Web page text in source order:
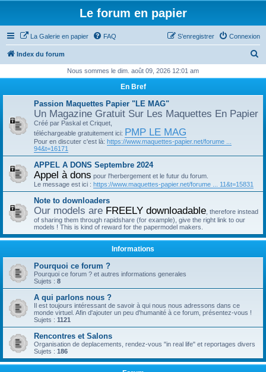
Le forum en papier
La Galerie en papier FAQ Connexion
S’enregistrer
Index du forum
h
Nous sommes le dim. août 09, 2026 12:01 am
En Bref
Passion Maquettes Papier "LE MAG"
Un Magazine Gratuit Sur Les Maquettes En Papier
Créé par Paskal et Criquet,
téléchargeable gratuitement ici: PMP LE MAG
Pour en discuter c'est là: https://www.maquettes-papier.net/forume ...
94&t=16171
APPEL A DONS Septembre 2024
Appel à dons pour l'herbergement et le futur du forum.
Le message est ici : https://www.maquettes-papier.net/forume ... 11&t=15831
Note to downloaders
Our models are FREELY downloadable , therefore instead
of sharing them through rapidshare (for example), give the right link to our
models ! This is kind of reward for the papermodel makers.
Informations
Pourquoi ce forum ?
Pourquoi ce forum ? et autres informations generales
Sujets : 8
A qui parlons nous ?
Il est toujours intéressant de savoir à qui nous nous adressons dans ce
monde virtuel. Afin d'ajouter un peu d'humanité à ce forum, présentez-vous !
Sujets : 1121
Rencontres et Salons
Organisation de deplacements, rendez-vous "in real life" et reportages divers
Sujets : 186